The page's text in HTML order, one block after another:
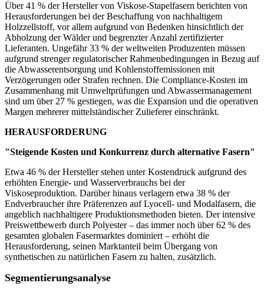
Über 41 % der Hersteller von Viskose-Stapelfasern berichten von
Herausforderungen bei der Beschaffung von nachhaltigem
Holzzellstoff, vor allem aufgrund von Bedenken hinsichtlich der
Abholzung der Wälder und begrenzter Anzahl zertifizierter
Lieferanten. Ungefähr 33 % der weltweiten Produzenten müssen
aufgrund strenger regulatorischer Rahmenbedingungen in Bezug auf
die Abwasserentsorgung und Kohlenstoffemissionen mit
Verzögerungen oder Strafen rechnen. Die Compliance-Kosten im
Zusammenhang mit Umweltprüfungen und Abwassermanagement
sind um über 27 % gestiegen, was die Expansion und die operativen
Margen mehrerer mittelständischer Zulieferer einschränkt.
HERAUSFORDERUNG
"Steigende Kosten und Konkurrenz durch alternative Fasern"
Etwa 46 % der Hersteller stehen unter Kostendruck aufgrund des
erhöhten Energie- und Wasserverbrauchs bei der
Viskoseproduktion. Darüber hinaus verlagern etwa 38 % der
Endverbraucher ihre Präferenzen auf Lyocell- und Modalfasern, die
angeblich nachhaltigere Produktionsmethoden bieten. Der intensive
Preiswettbewerb durch Polyester – das immer noch über 62 % des
gesamten globalen Fasermarktes dominiert – erhöht die
Herausforderung, seinen Marktanteil beim Übergang von
synthetischen zu natürlichen Fasern zu halten, zusätzlich.
Segmentierungsanalyse